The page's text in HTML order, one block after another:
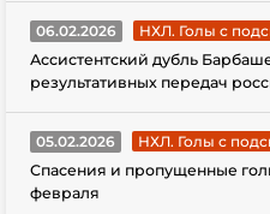
06.02.2026
НХЛ. Голы с
Ассистентский дубль
результативных передач
05.02.2026
НХЛ. Голы с
Спасения и пропущенные
февраля